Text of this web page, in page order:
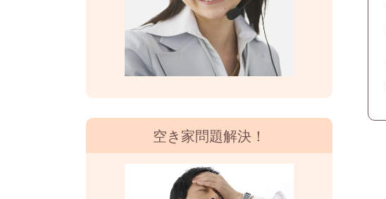
空き家問題解決！